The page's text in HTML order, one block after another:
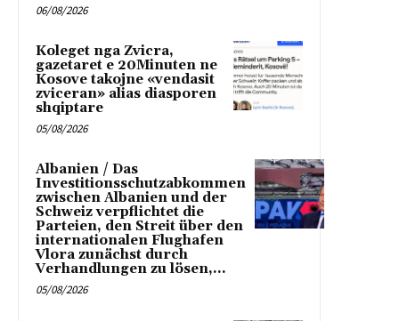
06/08/2026
Koleget nga Zvicra,
gazetaret e 20Minuten ne
Kosove takojne «vendasit
zviceran» alias diasporen
shqiptare
05/08/2026
Albanien / Das
Investitionsschutzabkommen
zwischen Albanien und der
Schweiz verpflichtet die
Parteien, den Streit über den
internationalen Flughafen
Vlora zunächst durch
Verhandlungen zu lösen,...
05/08/2026